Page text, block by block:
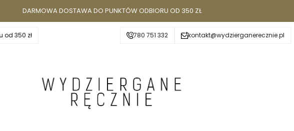
DARMOWA DOSTAWA DO PUNKTÓW ODBIORU OD 350 ZŁ
od 350 zł
780 751 332 kontakt@wydzierganerecznie.pl